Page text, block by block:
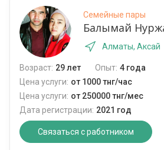
Семейные пары
Балымай
Алматы, Аксай
Возраст: 29 лет Опыт: 4 года
Цена услуги: от 1000 тнг/час
Цена услуги: от 250000 тнг/мес
Дата регистрации: 2021 год
Связаться с работником